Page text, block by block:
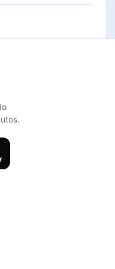
por